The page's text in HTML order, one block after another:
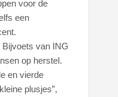
voor de
een
Bijvoets van ING
op herstel.
en vierde
plusjes”,